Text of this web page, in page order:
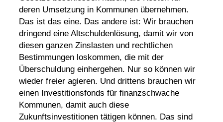
deren Umsetzung in Kommunen übernehmen.
Das ist das eine. Das andere ist: Wir brauchen
dringend eine Altschuldenlösung, damit wir von
diesen ganzen Zinslasten und rechtlichen
Bestimmungen loskommen, die mit der
Überschuldung einhergehen. Nur so können wir
wieder freier agieren. Und drittens brauchen wir
einen Investitionsfonds für finanzschwache
Kommunen, damit auch diese
Zukunftsinvestitionen tätigen können. Das sind